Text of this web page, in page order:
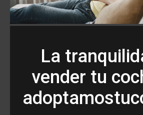
La
vender tu